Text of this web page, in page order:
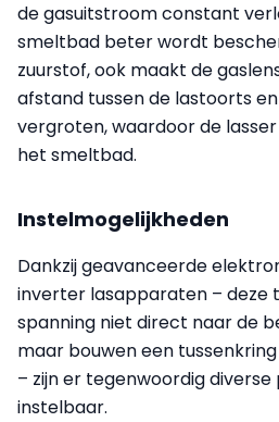
de gasuitstroom constant
smeltbad beter wordt
zuurstof, ook maakt de
afstand tussen de lastoorts
vergroten, waardoor de
het smeltbad.
Instelmogelijkheden
Dankzij geavanceerde
inverter lasapparaten – deze
spanning niet direct naar de
maar bouwen een
– zijn er tegenwoordig
instelbaar.